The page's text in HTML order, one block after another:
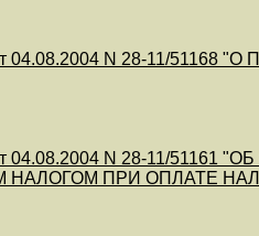
04.08.2004 N 28-11/
04.08.2004 N 28-11/51161
ПРИ ОПЛАТЕ